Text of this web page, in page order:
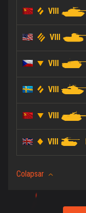
VIII
VIII
VIII
VIII
VIII
VIII
Colapsar